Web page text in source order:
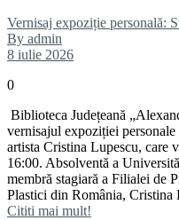
Vernisaj expoziție personală:
By admin
8 iulie 2026
0
Biblioteca Județeană
vernisajul expoziției personale
artista Cristina Lupescu, care
16:00. Absolventă a
membră stagiară a Filialei de
Plastici din România,
Cititi mai mult!